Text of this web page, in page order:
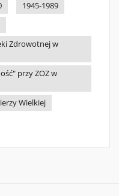
1945-1989
Zdrowotnej w
przy ZOZ w
Wielkiej